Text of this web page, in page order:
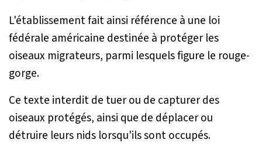
L'établissement fait ainsi référence à une loi
fédérale américaine destinée à protéger les
oiseaux migrateurs, parmi lesquels figure le rouge-
gorge.
Ce texte interdit de tuer ou de capturer des
oiseaux protégés, ainsi que de déplacer ou
détruire leurs nids lorsqu'ils sont occupés.